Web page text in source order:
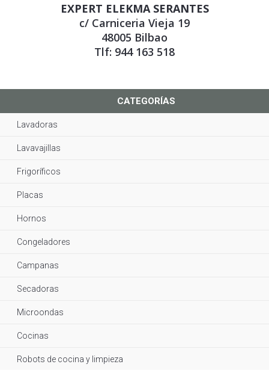
EXPERT ELEKMA SERANTES
c/ Carniceria Vieja 19
48005 Bilbao
Tlf: 944 163 518
CATEGORÍAS
Lavadoras
Lavavajillas
Frigoríficos
Placas
Hornos
Congeladores
Campanas
Secadoras
Microondas
Cocinas
Robots de cocina y limpieza